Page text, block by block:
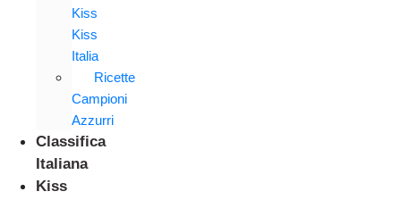
Kiss
Kiss
Italia
Ricette
Campioni
Azzurri
Classifica
Italiana
Kiss